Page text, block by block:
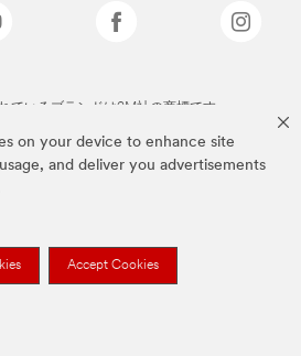
on your device to enhance site
and deliver you advertisements
Accept Cookies
ているブランドは3M社の商標です。